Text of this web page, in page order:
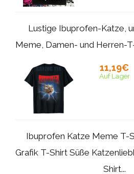
Lustige Ibuprofen-Katze,
Meme, Damen- und Herren-
11,19€
Auf Lager
Ibuprofen Katze Meme T-
Grafik T-Shirt Süße
Shirt...